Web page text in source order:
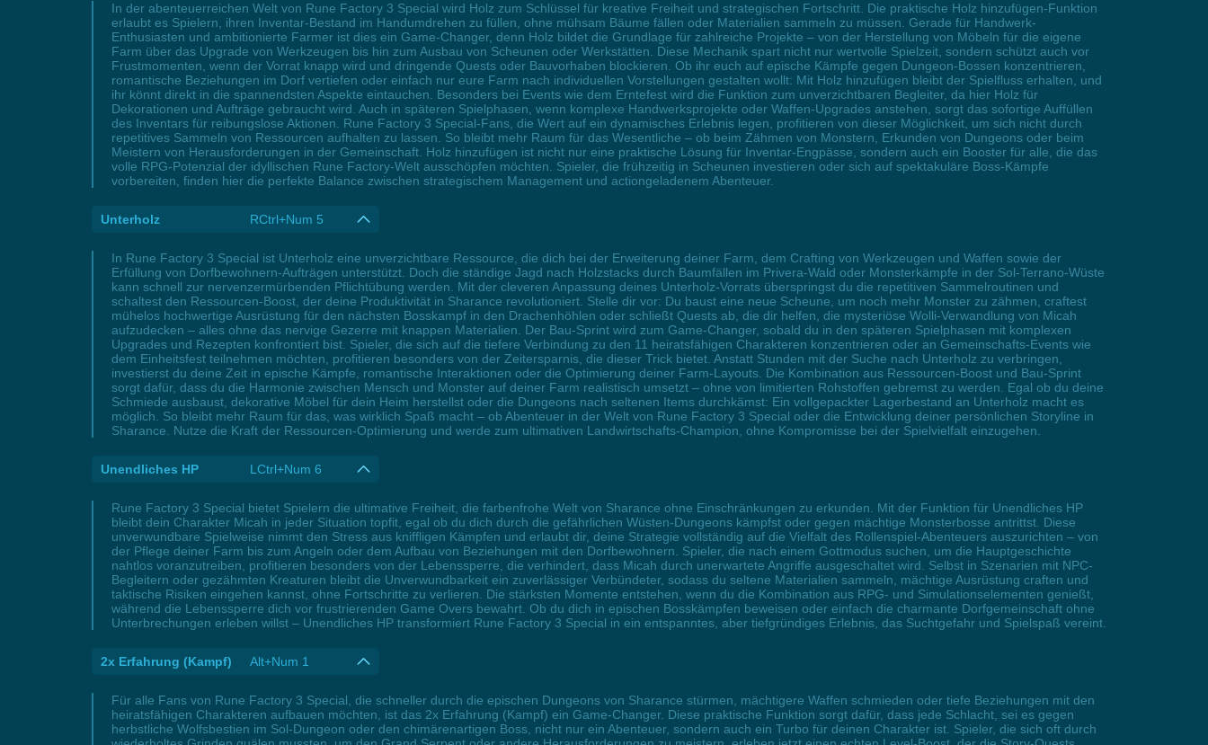
In der abenteuerreichen Welt von Rune Factory 3 Special wird Holz zum Schlüssel für kreative Freiheit und strategischen Fortschritt. Die praktische Holz hinzufügen-Funktion
erlaubt es Spielern, ihren Inventar-Bestand im Handumdrehen zu füllen, ohne mühsam Bäume fällen oder Materialien sammeln zu müssen. Gerade für Handwerk-
Enthusiasten und ambitionierte Farmer ist dies ein Game-Changer, denn Holz bildet die Grundlage für zahlreiche Projekte – von der Herstellung von Möbeln für die eigene
Farm über das Upgrade von Werkzeugen bis hin zum Ausbau von Scheunen oder Werkstätten. Diese Mechanik spart nicht nur wertvolle Spielzeit, sondern schützt auch vor
Frustmomenten, wenn der Vorrat knapp wird und dringende Quests oder Bauvorhaben blockieren. Ob ihr euch auf epische Kämpfe gegen Dungeon-Bossen konzentrieren,
romantische Beziehungen im Dorf vertiefen oder einfach nur eure Farm nach individuellen Vorstellungen gestalten wollt: Mit Holz hinzufügen bleibt der Spielfluss erhalten, und
ihr könnt direkt in die spannendsten Aspekte eintauchen. Besonders bei Events wie dem Erntefest wird die Funktion zum unverzichtbaren Begleiter, da hier Holz für
Dekorationen und Aufträge gebraucht wird. Auch in späteren Spielphasen, wenn komplexe Handwerksprojekte oder Waffen-Upgrades anstehen, sorgt das sofortige Auffüllen
des Inventars für reibungslose Aktionen. Rune Factory 3 Special-Fans, die Wert auf ein dynamisches Erlebnis legen, profitieren von dieser Möglichkeit, um sich nicht durch
repetitives Sammeln von Ressourcen aufhalten zu lassen. So bleibt mehr Raum für das Wesentliche – ob beim Zähmen von Monstern, Erkunden von Dungeons oder beim
Meistern von Herausforderungen in der Gemeinschaft. Holz hinzufügen ist nicht nur eine praktische Lösung für Inventar-Engpässe, sondern auch ein Booster für alle, die das
volle RPG-Potenzial der idyllischen Rune Factory-Welt ausschöpfen möchten. Spieler, die frühzeitig in Scheunen investieren oder sich auf spektakuläre Boss-Kämpfe
vorbereiten, finden hier die perfekte Balance zwischen strategischem Management und actiongeladenem Abenteuer.
Unterholz RCtrl+Num 5
In Rune Factory 3 Special ist Unterholz eine unverzichtbare Ressource, die dich bei der Erweiterung deiner Farm, dem Crafting von Werkzeugen und Waffen sowie der
Erfüllung von Dorfbewohnern-Aufträgen unterstützt. Doch die ständige Jagd nach Holzstacks durch Baumfällen im Privera-Wald oder Monsterkämpfe in der Sol-Terrano-Wüste
kann schnell zur nervenzermürbenden Pflichtübung werden. Mit der cleveren Anpassung deines Unterholz-Vorrats überspringst du die repetitiven Sammelroutinen und
schaltest den Ressourcen-Boost, der deine Produktivität in Sharance revolutioniert. Stelle dir vor: Du baust eine neue Scheune, um noch mehr Monster zu zähmen, craftest
mühelos hochwertige Ausrüstung für den nächsten Bosskampf in den Drachenhöhlen oder schließt Quests ab, die dir helfen, die mysteriöse Wolli-Verwandlung von Micah
aufzudecken – alles ohne das nervige Gezerre mit knappen Materialien. Der Bau-Sprint wird zum Game-Changer, sobald du in den späteren Spielphasen mit komplexen
Upgrades und Rezepten konfrontiert bist. Spieler, die sich auf die tiefere Verbindung zu den 11 heiratsfähigen Charakteren konzentrieren oder an Gemeinschafts-Events wie
dem Einheitsfest teilnehmen möchten, profitieren besonders von der Zeitersparnis, die dieser Trick bietet. Anstatt Stunden mit der Suche nach Unterholz zu verbringen,
investierst du deine Zeit in epische Kämpfe, romantische Interaktionen oder die Optimierung deiner Farm-Layouts. Die Kombination aus Ressourcen-Boost und Bau-Sprint
sorgt dafür, dass du die Harmonie zwischen Mensch und Monster auf deiner Farm realistisch umsetzt – ohne von limitierten Rohstoffen gebremst zu werden. Egal ob du deine
Schmiede ausbaust, dekorative Möbel für dein Heim herstellst oder die Dungeons nach seltenen Items durchkämst: Ein vollgepackter Lagerbestand an Unterholz macht es
möglich. So bleibt mehr Raum für das, was wirklich Spaß macht – ob Abenteuer in der Welt von Rune Factory 3 Special oder die Entwicklung deiner persönlichen Storyline in
Sharance. Nutze die Kraft der Ressourcen-Optimierung und werde zum ultimativen Landwirtschafts-Champion, ohne Kompromisse bei der Spielvielfalt einzugehen.
Unendliches HP LCtrl+Num 6
Rune Factory 3 Special bietet Spielern die ultimative Freiheit, die farbenfrohe Welt von Sharance ohne Einschränkungen zu erkunden. Mit der Funktion für Unendliches HP
bleibt dein Charakter Micah in jeder Situation topfit, egal ob du dich durch die gefährlichen Wüsten-Dungeons kämpfst oder gegen mächtige Monsterbosse antrittst. Diese
unverwundbare Spielweise nimmt den Stress aus kniffligen Kämpfen und erlaubt dir, deine Strategie vollständig auf die Vielfalt des Rollenspiel-Abenteuers auszurichten – von
der Pflege deiner Farm bis zum Angeln oder dem Aufbau von Beziehungen mit den Dorfbewohnern. Spieler, die nach einem Gottmodus suchen, um die Hauptgeschichte
nahtlos voranzutreiben, profitieren besonders von der Lebenssperre, die verhindert, dass Micah durch unerwartete Angriffe ausgeschaltet wird. Selbst in Szenarien mit NPC-
Begleitern oder gezähmten Kreaturen bleibt die Unverwundbarkeit ein zuverlässiger Verbündeter, sodass du seltene Materialien sammeln, mächtige Ausrüstung craften und
taktische Risiken eingehen kannst, ohne Fortschritte zu verlieren. Die stärksten Momente entstehen, wenn du die Kombination aus RPG- und Simulationselementen genießt,
während die Lebenssperre dich vor frustrierenden Game Overs bewahrt. Ob du dich in epischen Bosskämpfen beweisen oder einfach die charmante Dorfgemeinschaft ohne
Unterbrechungen erleben willst – Unendliches HP transformiert Rune Factory 3 Special in ein entspanntes, aber tiefgründiges Erlebnis, das Suchtgefahr und Spielspaß vereint.
2x Erfahrung (Kampf) Alt+Num 1
Für alle Fans von Rune Factory 3 Special, die schneller durch die epischen Dungeons von Sharance stürmen, mächtigere Waffen schmieden oder tiefe Beziehungen mit den
heiratsfähigen Charakteren aufbauen möchten, ist das 2x Erfahrung (Kampf) ein Game-Changer. Diese praktische Funktion sorgt dafür, dass jede Schlacht, sei es gegen
herbstliche Wolfsbestien im Sol-Dungeon oder den chimärenartigen Boss, nicht nur ein Abenteuer, sondern auch ein Turbo für deinen Charakter ist. Spieler, die sich oft durch